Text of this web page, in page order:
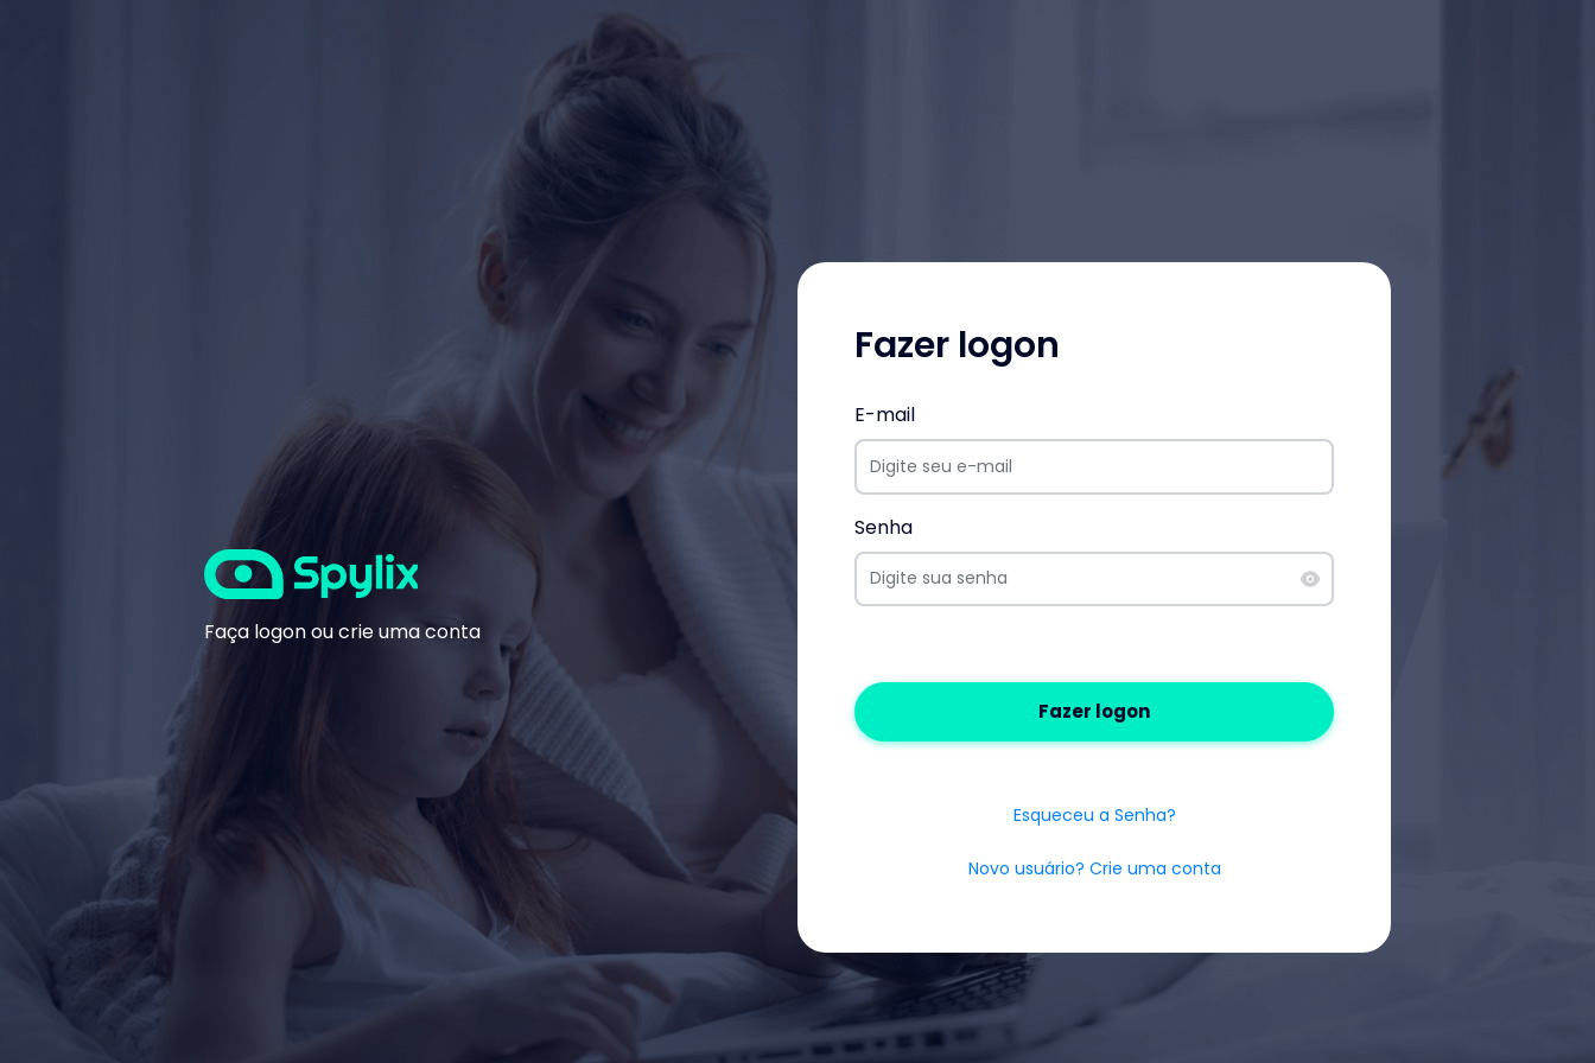
Faça logon ou crie uma conta
Fazer logon
E-mail
Senha
Fazer logon
Esqueceu a Senha?
Novo usuário? Crie uma conta